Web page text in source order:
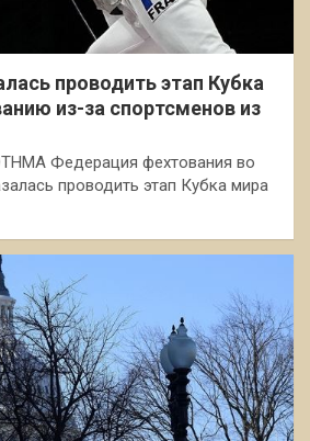
проводить этап Кубка
из-за спортсменов из
Федерация фехтования во
проводить этап Кубка мира